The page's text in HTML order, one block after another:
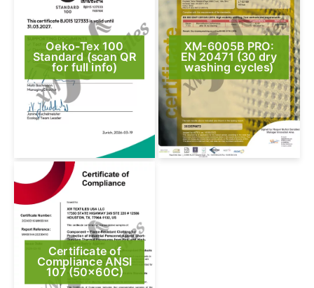
Oeko-Tex 100
Standard (scan QR
for full info)
XM-6005B PRO:
EN 20471 (30 dry
washing cycles)
Certificate of
Compliance ANSI
107 (50x60C)